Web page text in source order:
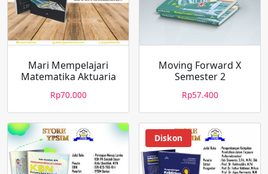
Mari Mempelajari
Matematika Aktuaria
Rp70.000
Moving Forward X
Semester 2
Rp57.400
Diskon